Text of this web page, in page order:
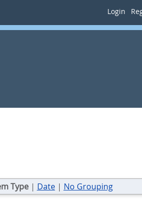
Login
Type| Date| No Grouping